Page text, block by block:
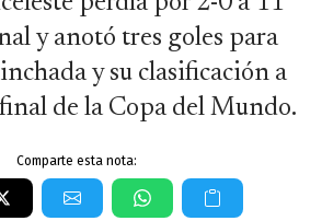
y anotó tres goles para
y su clasificación a
de la Copa del Mundo.
Comparte esta nota: